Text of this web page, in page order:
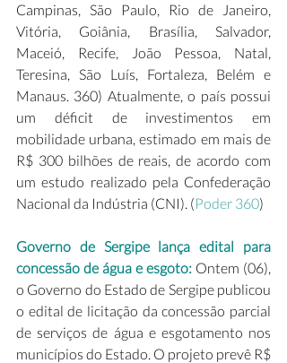
Campinas, São Paulo, Rio de Janeiro,
Vitória, Goiânia, Brasília, Salvador,
Maceió, Recife, João Pessoa, Natal,
Teresina, São Luís, Fortaleza, Belém e
Manaus. 360) Atualmente, o país possui
um déficit de investimentos em
mobilidade urbana, estimado em mais de
R$ 300 bilhões de reais, de acordo com
um estudo realizado pela Confederação
Nacional da Indústria (CNI). (Poder 360)
Governo de Sergipe lança edital para
concessão de água e esgoto: Ontem (06),
o Governo do Estado de Sergipe publicou
o edital de licitação da concessão parcial
de serviços de água e esgotamento nos
municípios do Estado. O projeto prevê R$